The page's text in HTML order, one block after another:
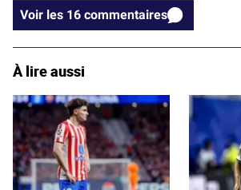
Voir les 16 commentaires
À lire aussi